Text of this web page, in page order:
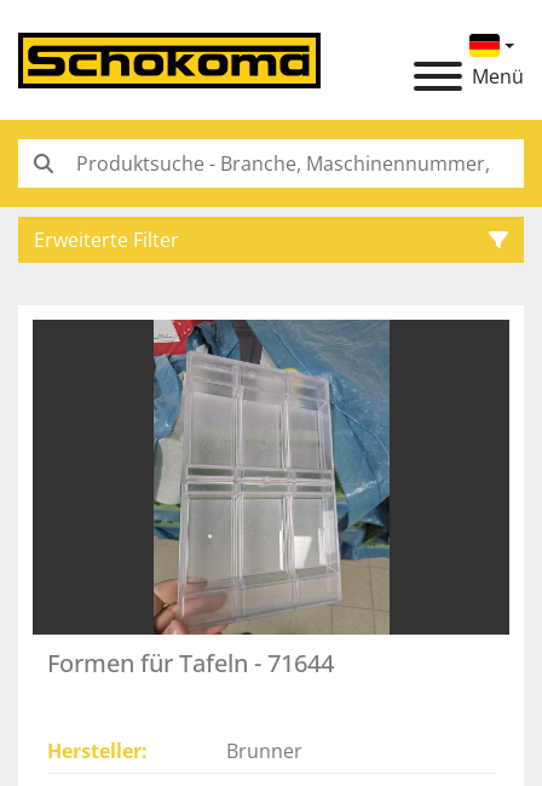
Menü
Erweiterte Filter
Formen für Tafeln - 71644
Hersteller
Brunner